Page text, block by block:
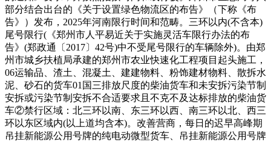
部分结合出台的《关于设置绿色物流区的布告》（下称《布
告》）发布，2025年河南限行时间和范畴。三环以内(不含本)
尾号限行(《郑州市人平易近关于实施灵活车限行办法的布
告》(郑政通〔2017〕42号)中不受尾号限行的车辆除外)。由郑
州市城乡扶植局承建的郑州市农业快速化工程项目起头施工，
06运输品、渣土、混凝土、建建物料、粉饰建材物料、散拆水
泥、砂石的货车01国三排放尺度的柴油货车和未安拆污染节制
安拆或污染节制安拆不合适要求且不克不及达标排放的柴油货
车②禁行区域：北三环以南、东三环以西、南三环以北、西三
环以东区域内(以上道均含本)。改善营商，每日的迟早高峰期
吊挂新能源公用号牌的纯电动微型货车、吊挂新能源公用号牌